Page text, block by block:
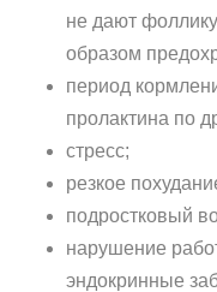
не дают
образом
период
пролактина по
стресс;
резкое
подростковый
нарушение
эндокринные